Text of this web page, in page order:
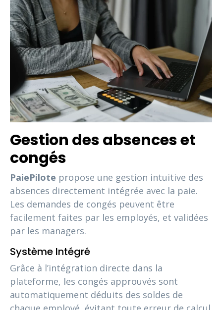
Gestion des absences et
congés
PaiePilote propose une gestion intuitive des
absences directement intégrée avec la paie.
Les demandes de congés peuvent être
facilement faites par les employés, et validées
par les managers.
Système Intégré
Grâce à l’intégration directe dans la
plateforme, les congés approuvés sont
automatiquement déduits des soldes de